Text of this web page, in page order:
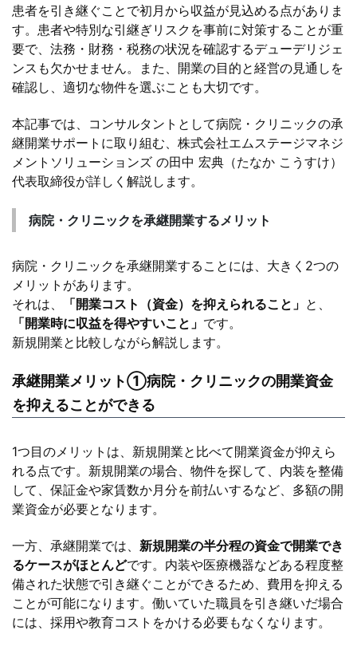
患者を引き継ぐことで初月から収益が見込める点がありま
す。患者や特別な引継ぎリスクを事前に対策することが重
要で、法務・財務・税務の状況を確認するデューデリジェ
ンスも欠かせません。また、開業の目的と経営の見通しを
確認し、適切な物件を選ぶことも大切です。
本記事では、コンサルタントとして病院・クリニックの承
継開業サポートに取り組む、株式会社エムステージマネジ
メントソリューションズ の田中 宏典（たなか こうすけ）
代表取締役が詳しく解説します。
病院・クリニックを承継開業するメリット
病院・クリニックを承継開業することには、大きく2つの
メリットがあります。
それは、
「開業コスト（資金）を抑えられること」 と、
「開業時に収益を得やすいこと」 です。
新規開業と比較しながら解説します。
承継開業メリット①病院・クリニックの開業資金
を抑えることができる
1つ目のメリットは、新規開業と比べて開業資金が抑えら
れる点です。新規開業の場合、物件を探して、内装を整備
して、保証金や家賃数か月分を前払いするなど、多額の開
業資金が必要となります。
一方、承継開業では、 新規開業の半分程の資金で開業でき
るケースがほとんどです。内装や医療機器などある程度整
備された状態で引き継ぐことができるため、費用を抑える
ことが可能になります。働いていた職員を引き継いだ場合
には、採用や教育コストをかける必要もなくなります。